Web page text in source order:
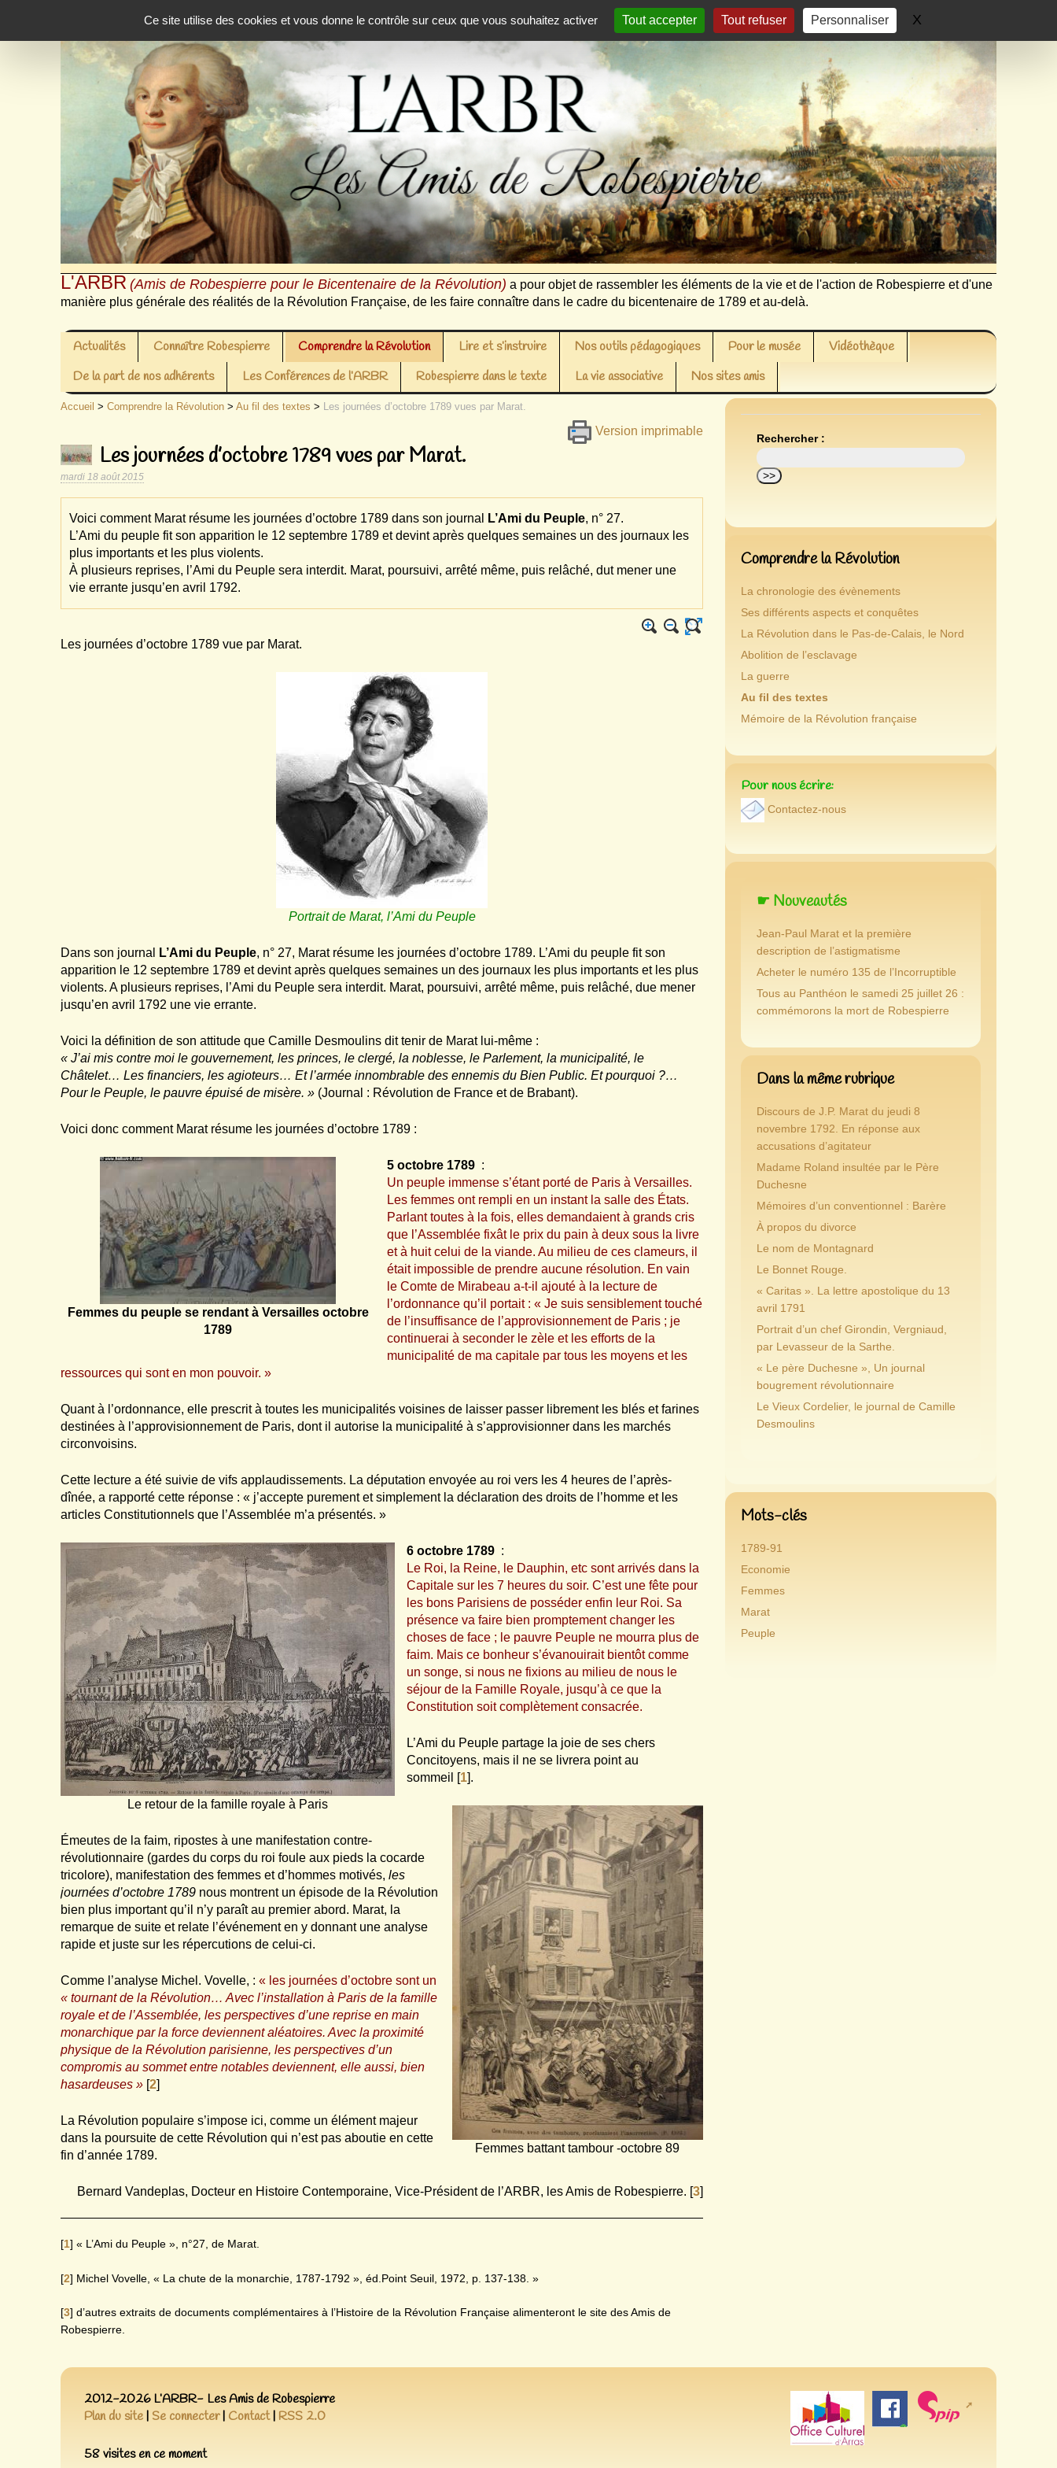
Ce site utilise des cookies et vous donne le contrôle sur ceux que vous souhaitez activer
Tout accepter Tout refuser Personnaliser X
L'ARBR (Amis de Robespierre pour le Bicentenaire de la Révolution) a pour objet de rassembler les éléments de la vie et de l'action de Robespierre et d'une
manière plus générale des réalités de la Révolution Française, de les faire connaître dans le cadre du bicentenaire de 1789 et au-delà.
Actualités Connaître Robespierre Comprendre la Révolution Lire et s’instruire Nos outils pédagogiques Pour le musée
Vidéothèque
De la part de nos adhérents
Les Conférences de l’ARBR Robespierre dans le texte La vie associative Nos sites amis
Accueil >Comprendre la Révolution >Au fil des textes > Les journées d’octobre 1789 vues par Marat.
Version imprimable
Les journées d’octobre 1789 vues par Marat.
mardi 18 août 2015
Voici comment Marat résume les journées d’octobre 1789 dans son journal L’Ami du Peuple, n° 27.
L’Ami du peuple fit son apparition le 12 septembre 1789 et devint après quelques semaines un des journaux les
plus importants et les plus violents.
À plusieurs reprises, l’Ami du Peuple sera interdit. Marat, poursuivi, arrêté même, puis relâché, dut mener une
vie errante jusqu’en avril 1792.
Les journées d’octobre 1789 vue par Marat.
Portrait de Marat, l’Ami du Peuple
Dans son journal L’Ami du Peuple, n° 27, Marat résume les journées d’octobre 1789. L’Ami du peuple fit son
apparition le 12 septembre 1789 et devint après quelques semaines un des journaux les plus importants et les plus
violents. A plusieurs reprises, l’Ami du Peuple sera interdit. Marat, poursuivi, arrêté même, puis relâché, due mener
jusqu’en avril 1792 une vie errante.
Voici la définition de son attitude que Camille Desmoulins dit tenir de Marat lui-même :
« J’ai mis contre moi le gouvernement, les princes, le clergé, la noblesse, le Parlement, la municipalité, le
Châtelet… Les financiers, les agioteurs… Et l’armée innombrable des ennemis du Bien Public. Et pourquoi ?…
Pour le Peuple, le pauvre épuisé de misère. » (Journal : Révolution de France et de Brabant).
Voici donc comment Marat résume les journées d’octobre 1789 :
Femmes du peuple se rendant à Versailles octobre
1789
5 octobre 1789 :
Un peuple immense s’étant porté de Paris à Versailles.
Les femmes ont rempli en un instant la salle des États.
Parlant toutes à la fois, elles demandaient à grands cris
que l’Assemblée fixât le prix du pain à deux sous la livre
et à huit celui de la viande. Au milieu de ces clameurs, il
était impossible de prendre aucune résolution. En vain
le Comte de Mirabeau a-t-il ajouté à la lecture de
l’ordonnance qu’il portait : « Je suis sensiblement touché
de l’insuffisance de l’approvisionnement de Paris ; je
continuerai à seconder le zèle et les efforts de la
municipalité de ma capitale par tous les moyens et les
ressources qui sont en mon pouvoir. »
Quant à l’ordonnance, elle prescrit à toutes les municipalités voisines de laisser passer librement les blés et farines
destinées à l’approvisionnement de Paris, dont il autorise la municipalité à s’approvisionner dans les marchés
circonvoisins.
Cette lecture a été suivie de vifs applaudissements. La députation envoyée au roi vers les 4 heures de l’après-
dînée, a rapporté cette réponse : « j’accepte purement et simplement la déclaration des droits de l’homme et les
articles Constitutionnels que l’Assemblée m’a présentés. »
Le retour de la famille royale à Paris
6 octobre 1789 :
Le Roi, la Reine, le Dauphin, etc sont arrivés dans la
Capitale sur les 7 heures du soir. C’est une fête pour
les bons Parisiens de posséder enfin leur Roi. Sa
présence va faire bien promptement changer les
choses de face ; le pauvre Peuple ne mourra plus de
faim. Mais ce bonheur s’évanouirait bientôt comme
un songe, si nous ne fixions au milieu de nous le
séjour de la Famille Royale, jusqu’à ce que la
Constitution soit complètement consacrée.
L’Ami du Peuple partage la joie de ses chers
Concitoyens, mais il ne se livrera point au
sommeil
[1].
Femmes battant tambour -octobre 89
Émeutes de la faim, ripostes à une manifestation contre-
révolutionnaire (gardes du corps du roi foule aux pieds la cocarde
tricolore), manifestation des femmes et d’hommes motivés, les
journées d’octobre 1789 nous montrent un épisode de la Révolution
bien plus important qu’il n’y paraît au premier abord. Marat, la
remarque de suite et relate l’événement en y donnant une analyse
rapide et juste sur les répercutions de celui-ci.
Comme l’analyse Michel. Vovelle, : « les journées d’octobre sont un
« tournant de la Révolution… Avec l’installation à Paris de la famille
royale et de l’Assemblée, les perspectives d’une reprise en main
monarchique par la force deviennent aléatoires. Avec la proximité
physique de la Révolution parisienne, les perspectives d’un
compromis au sommet entre notables deviennent, elle aussi, bien
hasardeuses » [2]
La Révolution populaire s’impose ici, comme un élément majeur
dans la poursuite de cette Révolution qui n’est pas aboutie en cette
fin d’année 1789.
Bernard Vandeplas, Docteur en Histoire Contemporaine, Vice-Président de l’ARBR, les Amis de Robespierre. [3]
[1]« L’Ami du Peuple », n°27, de Marat.
[2] Michel Vovelle, « La chute de la monarchie, 1787-1792 », éd.Point Seuil, 1972, p. 137-138. »
[3]d’autres extraits de documents complémentaires à l’Histoire de la Révolution Française alimenteront le site des Amis de
Robespierre.
Rechercher :
Comprendre la Révolution
La chronologie des évènements
Ses différents aspects et conquêtes
La Révolution dans le Pas-de-Calais, le Nord
Abolition de l’esclavage
La guerre
Au fil des textes
Mémoire de la Révolution française
Pour nous écrire:
Contactez-nous
☛ Nouveautés
Jean-Paul Marat et la première
description de l’astigmatisme
Acheter le numéro 135 de l’Incorruptible
Tous au Panthéon le samedi 25 juillet 26 :
commémorons la mort de Robespierre
Dans la même rubrique
Discours de J.P. Marat du jeudi 8
novembre 1792. En réponse aux
accusations d’agitateur
Madame Roland insultée par le Père
Duchesne
Mémoires d’un conventionnel : Barère
À propos du divorce
Le nom de Montagnard
Le Bonnet Rouge.
« Caritas ». La lettre apostolique du 13
avril 1791
Portrait d’un chef Girondin, Vergniaud,
par Levasseur de la Sarthe.
« Le père Duchesne », Un journal
bougrement révolutionnaire
Le Vieux Cordelier, le journal de Camille
Desmoulins
Mots-clés
1789-91
Economie
Femmes
Marat
Peuple
2012-2026 L’ARBR- Les Amis de Robespierre
Plan du site Se connecter| Contact| RSS 2.0
58 visites en ce moment